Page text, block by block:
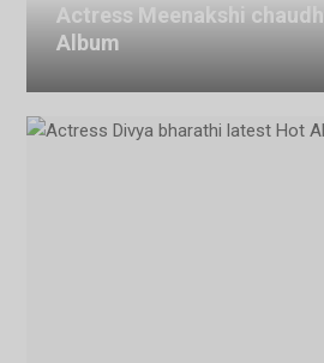
Actress Meenakshi
Album